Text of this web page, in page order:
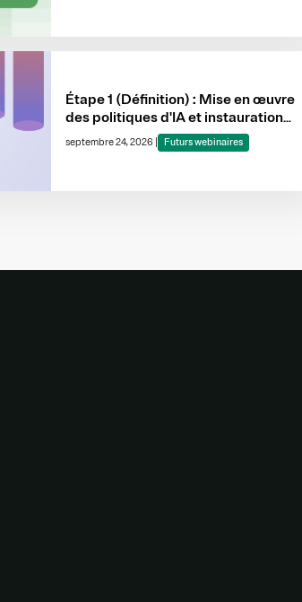
Étape 1 (Définition) : Mise en œuvre
des politiques d'IA et instauration
d'une gouvernance
interfonctionnelle
septembre 24, 2026 Futurs webinaires